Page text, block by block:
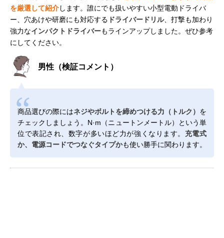
を厳選して紹介します。誰にでも扱いやすい小型電動ドライバ
ー、穴あけや研磨にも対応する ドライバードリル、打撃も加わり
強力なインパクトドライバーもラインアップしました。ぜひ参考
にしてください。
男性（検証コメント）
商品選びの際にはネジやボルトを締めつける力（トルク） を
チェックしましょう。N·m（ニュートンメートル）という単
位で表記され、数字が多いほど力が強くなります。 充電式
か、電源コードでつなぐタイプかも使い勝手に関わります。